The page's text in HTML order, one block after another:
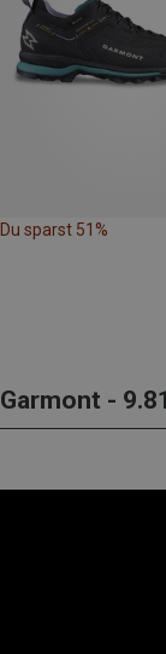
Du sparst 51%
Garmont -